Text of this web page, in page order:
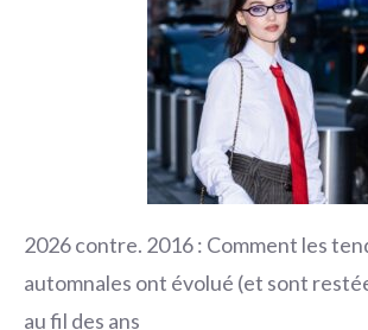
2026 contre. 2016 : Comment les
automnales ont évolué (et sont
au fil des ans